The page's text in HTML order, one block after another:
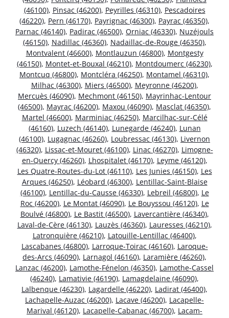
(46100), Pinsac (46200), Peyrilles (46310), Pescadoires
(46220), Pern (46170), Payrignac (46300), Payrac (46350),
Parnac (46140), Padirac (46500), Orniac (46330), Nuzéjouls
(46150), Nadillac (46360), Nadaillac-de-Rouge (46350),
Montvalent (46600), Montlauzun (46800), Montgesty
(46150), Montet-et-Bouxal (46210), Montdoumerc (46230),
Montcuq (46800), Montcléra (46250), Montamel (46310),
Milhac (46300), Miers (46500), Meyronne (46200),
Mercuès (46090), Mechmont (46150), Mayrinhac-Lentour
(46500), Mayrac (46200), Maxou (46090), Masclat (46350),
Martel (46600), Marminiac (46250), Marcilhac-sur-Célé
(46160), Luzech (46140), Lunegarde (46240), Lunan
(46100), Lugagnac (46260), Loubressac (46130), Livernon
(46320), Lissac-et-Mouret (46100), Linac (46270), Limogne-
en-Quercy (46260), Lhospitalet (46170), Leyme (46120),
Les Quatre-Routes-du-Lot (46110), Les Junies (46150), Les
Arques (46250), Léobard (46300), Lentillac-Saint-Blaise
(46100), Lentillac-du-Causse (46330), Lebreil (46800), Le
Roc (46200), Le Montat (46090), Le Bouyssou (46120), Le
Boulvé (46800), Le Bastit (46500), Lavercantière (46340),
Laval-de-Cère (46130), Lauzès (46360), Lauresses (46210),
Latronquière (46210), Latouille-Lentillac (46400),
Lascabanes (46800), Larroque-Toirac (46160), Laroque-
des-Arcs (46090), Larnagol (46160), Laramière (46260),
Lanzac (46200), Lamothe-Fénelon (46350), Lamothe-Cassel
(46240), Lamativie (46190), Lamagdelaine (46090),
Lalbenque (46230), Lagardelle (46220), Ladirat (46400),
Lachapelle-Auzac (46200), Lacave (46200), Lacapelle-
Marival (46120), Lacapelle-Cabanac (46700), Lacam-